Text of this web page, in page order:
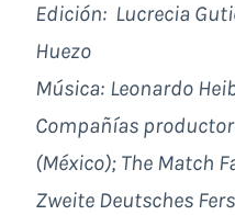
Edición: Lucrecia
Huezo
Música: Leonardo
Compañías
(México); The Match
Zweite Deutsches